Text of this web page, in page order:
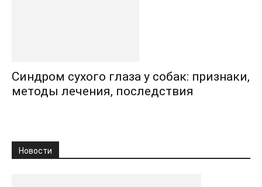
Синдром сухого глаза у собак: признаки,
методы лечения, последствия
Новости